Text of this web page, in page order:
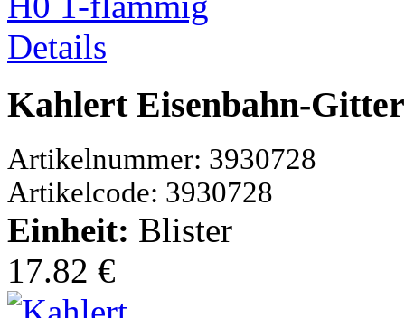
Details
Kahlert Eisenbahn-
Artikelnummer: 3930728
Artikelcode: 3930728
Einheit: Blister
17.82 €